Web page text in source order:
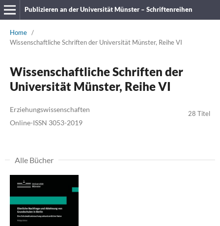
Publizieren an der Universität Münster – Schriftenreihen
Home /
Wissenschaftliche Schriften der Universität Münster, Reihe VI
Wissenschaftliche Schriften der
Universität Münster, Reihe VI
28 Titel
Erziehungswissenschaften
Online-ISSN 3053-2019
Alle Bücher